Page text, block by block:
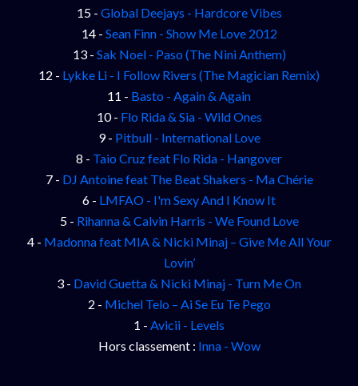
15 - Global Deejays - Hardcore Vibes
14 - Sean Finn - Show Me Love 2012
13 - Sak Noel - Paso (The Nini Anthem)
12 - Lykke Li - I Follow Rivers (The Magician Remix)
11 - Basto - Again & Again
10 - Flo Rida & Sia - Wild Ones
9 - Pitbull - International Love
8 - Taio Cruz feat Flo Rida - Hangover
7 - DJ Antoine feat The Beat Shakers - Ma Chérie
6 - LMFAO - I'm Sexy And I Know It
5 - Rihanna & Calvin Harris - We Found Love
4 - Madonna feat MIA & Nicki Minaj – Give Me All Your
Lovin’
3 - David Guetta & Nicki Minaj - Turn Me On
2 - Michel Telo – Ai Se Eu Te Pego
1 - Avicii - Levels
Hors classement : Inna - Wow